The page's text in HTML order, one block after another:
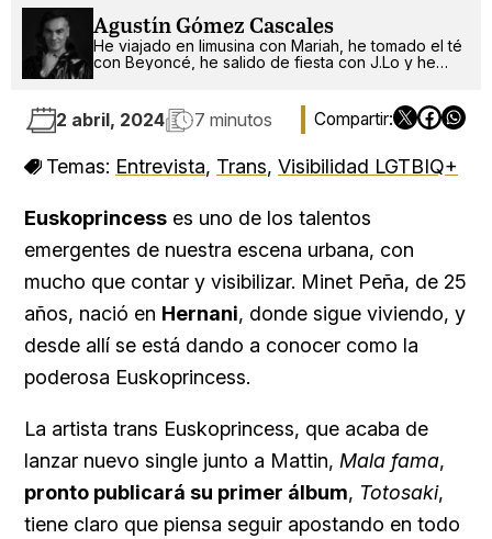
Agustín Gómez Cascales
He viajado en limusina con Mariah, he tomado el té
con Beyoncé, he salido de fiesta con J.Lo y he
2 abril, 2024 7 minutos
Temas: Entrevista, Trans, Visibilidad LGTBIQ+
Euskoprincess es uno de los talentos
emergentes de nuestra escena urbana, con
mucho que contar y visibilizar. Minet Peña, de 25
años, nació en Hernani, donde sigue viviendo, y
desde allí se está dando a conocer como la
poderosa Euskoprincess.
La artista trans Euskoprincess, que acaba de
lanzar nuevo single junto a Mattin, Mala fama,
pronto publicará su primer álbum, Totosaki,
tiene claro que piensa seguir apostando en todo